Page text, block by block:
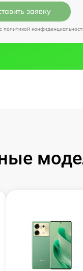
заявку
политикой